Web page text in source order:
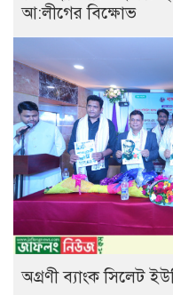
আ:লীগের বিক্ষোভ
অগ্রণী ব্যাংক সিলেট